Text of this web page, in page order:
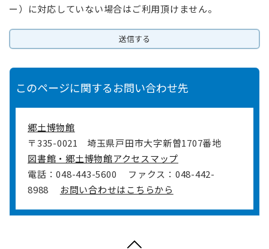
ー）に対応していない場合はご利用頂けません。
このページに関するお問い合わせ先
郷土博物館
〒335-0021
埼玉県戸田市大字新曽1707番地
図書館・郷土博物館アクセスマップ
電話：048-443-5600
ファクス：048-442-
8988
お問い合わせはこちらから